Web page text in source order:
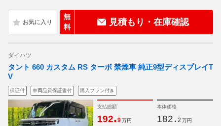
無
料
見積もり・在庫確認
ダイハツ
タント 660 カスタム RS ターボ 禁煙車 純正9型ディスプレイT
V
保証付 車両品質保証書付 購入プラン付き
支払総額
192.9 万円
本体価格
182. 2 万円